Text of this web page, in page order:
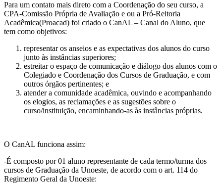
Para um contato mais direto com a Coordenação do seu curso, a
CPA-Comissão Própria de Avaliação e ou a Pró-Reitoria
Acadêmica(Proacad) foi criado o CanAL – Canal do Aluno, que
tem como objetivos:
representar os anseios e as expectativas dos alunos do curso
junto às instâncias superiores;
estreitar o espaço de comunicação e diálogo dos alunos com o
Colegiado e Coordenação dos Cursos de Graduação, e com
outros órgãos pertinentes; e
atender a comunidade acadêmica, ouvindo e acompanhando
os elogios, as reclamações e as sugestões sobre o
curso/instituição, encaminhando-as às instâncias próprias.
O CanAL funciona assim:
-É composto por 01 aluno representante de cada termo/turma dos
cursos de Graduação da Unoeste, de acordo com o art. 114 do
Regimento Geral da Unoeste: